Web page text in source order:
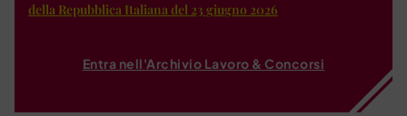
della Repubblica Italiana del 23 giugno 2026
Entra nell'Archivio Lavoro & Concorsi